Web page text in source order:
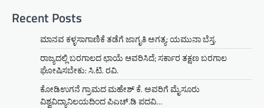
Recent Posts
ಮಾನವ ಕಳ್ಳಸಾಗಾಣಿಕೆ ತಡೆಗೆ ಜಾಗೃತಿ ಅಗತ್ಯ: ಯಮುನಾ ಬೆಸ್ತ.
ರಾಜ್ಯದಲ್ಲಿ ಬರಗಾಲದ ಛಾಯೆ ಆವರಿಸಿದೆ; ಸರ್ಕಾರ ತಕ್ಷಣ ಬರಗಾಲ
ಘೋಷಿಸಬೇಕು: ಸಿ.ಟಿ. ರವಿ.
ಕೋಡಿಉಗನೆ ಗ್ರಾಮದ ಮಹೇಶ್ ಕೆ. ಅವರಿಗೆ ಮೈಸೂರು
ವಿಶ್ವವಿದ್ಯಾನಿಲಯದಿಂದ ಪಿಎಚ್.ಡಿ ಪದವಿ…